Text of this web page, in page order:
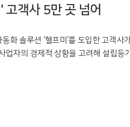
고객사 5만 곳 넘어
동화 솔루션 ‘헬프미’를 도입한 고객사
업자의 경제적 상황을 고려해 설립등